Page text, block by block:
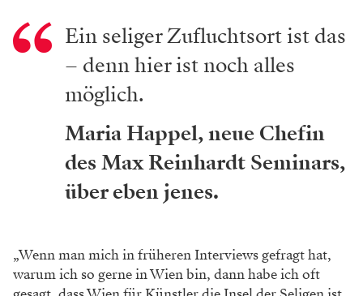
Ein seliger Zufluchtsort ist das
– denn hier ist noch alles
möglich.
Maria Happel, neue Chefin
des Max Reinhardt Seminars,
über eben jenes.
„Wenn man mich in früheren Interviews gefragt hat,
warum ich so gerne in Wien bin, dann habe ich oft